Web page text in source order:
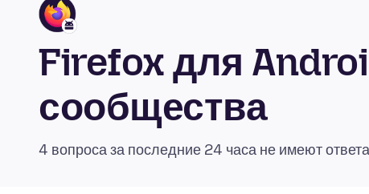
Firefox для
сообщества
4 вопроса за последние 24 часа не имеют